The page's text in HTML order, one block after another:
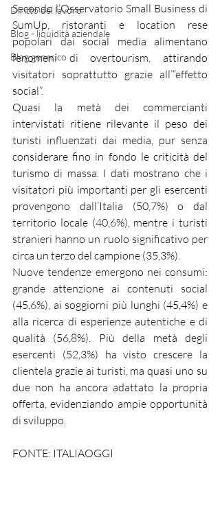
Diritto del lavoro
Blog - liquidità aziendale
Blog generico
Secondo l’Osservatorio Small Business di
SumUp, ristoranti e location rese
popolari dai social media alimentano
fenomeni di overtourism, attirando
visitatori soprattutto grazie all’“effetto
social”.
Quasi la metà dei commercianti
intervistati ritiene rilevante il peso dei
turisti influenzati dai media, pur senza
considerare fino in fondo le criticità del
turismo di massa. I dati mostrano che i
visitatori più importanti per gli esercenti
provengono dall’Italia (50,7%) o dal
territorio locale (40,6%), mentre i turisti
stranieri hanno un ruolo significativo per
circa un terzo del campione (35,3%).
Nuove tendenze emergono nei consumi:
grande attenzione ai contenuti social
(45,6%), ai soggiorni più lunghi (45,4%) e
alla ricerca di esperienze autentiche e di
qualità (56,8%). Più della metà degli
esercenti (52,3%) ha visto crescere la
clientela grazie ai turisti, ma quasi uno su
due non ha ancora adattato la propria
offerta, evidenziando ampie opportunità
di sviluppo.
FONTE: ITALIAOGGI